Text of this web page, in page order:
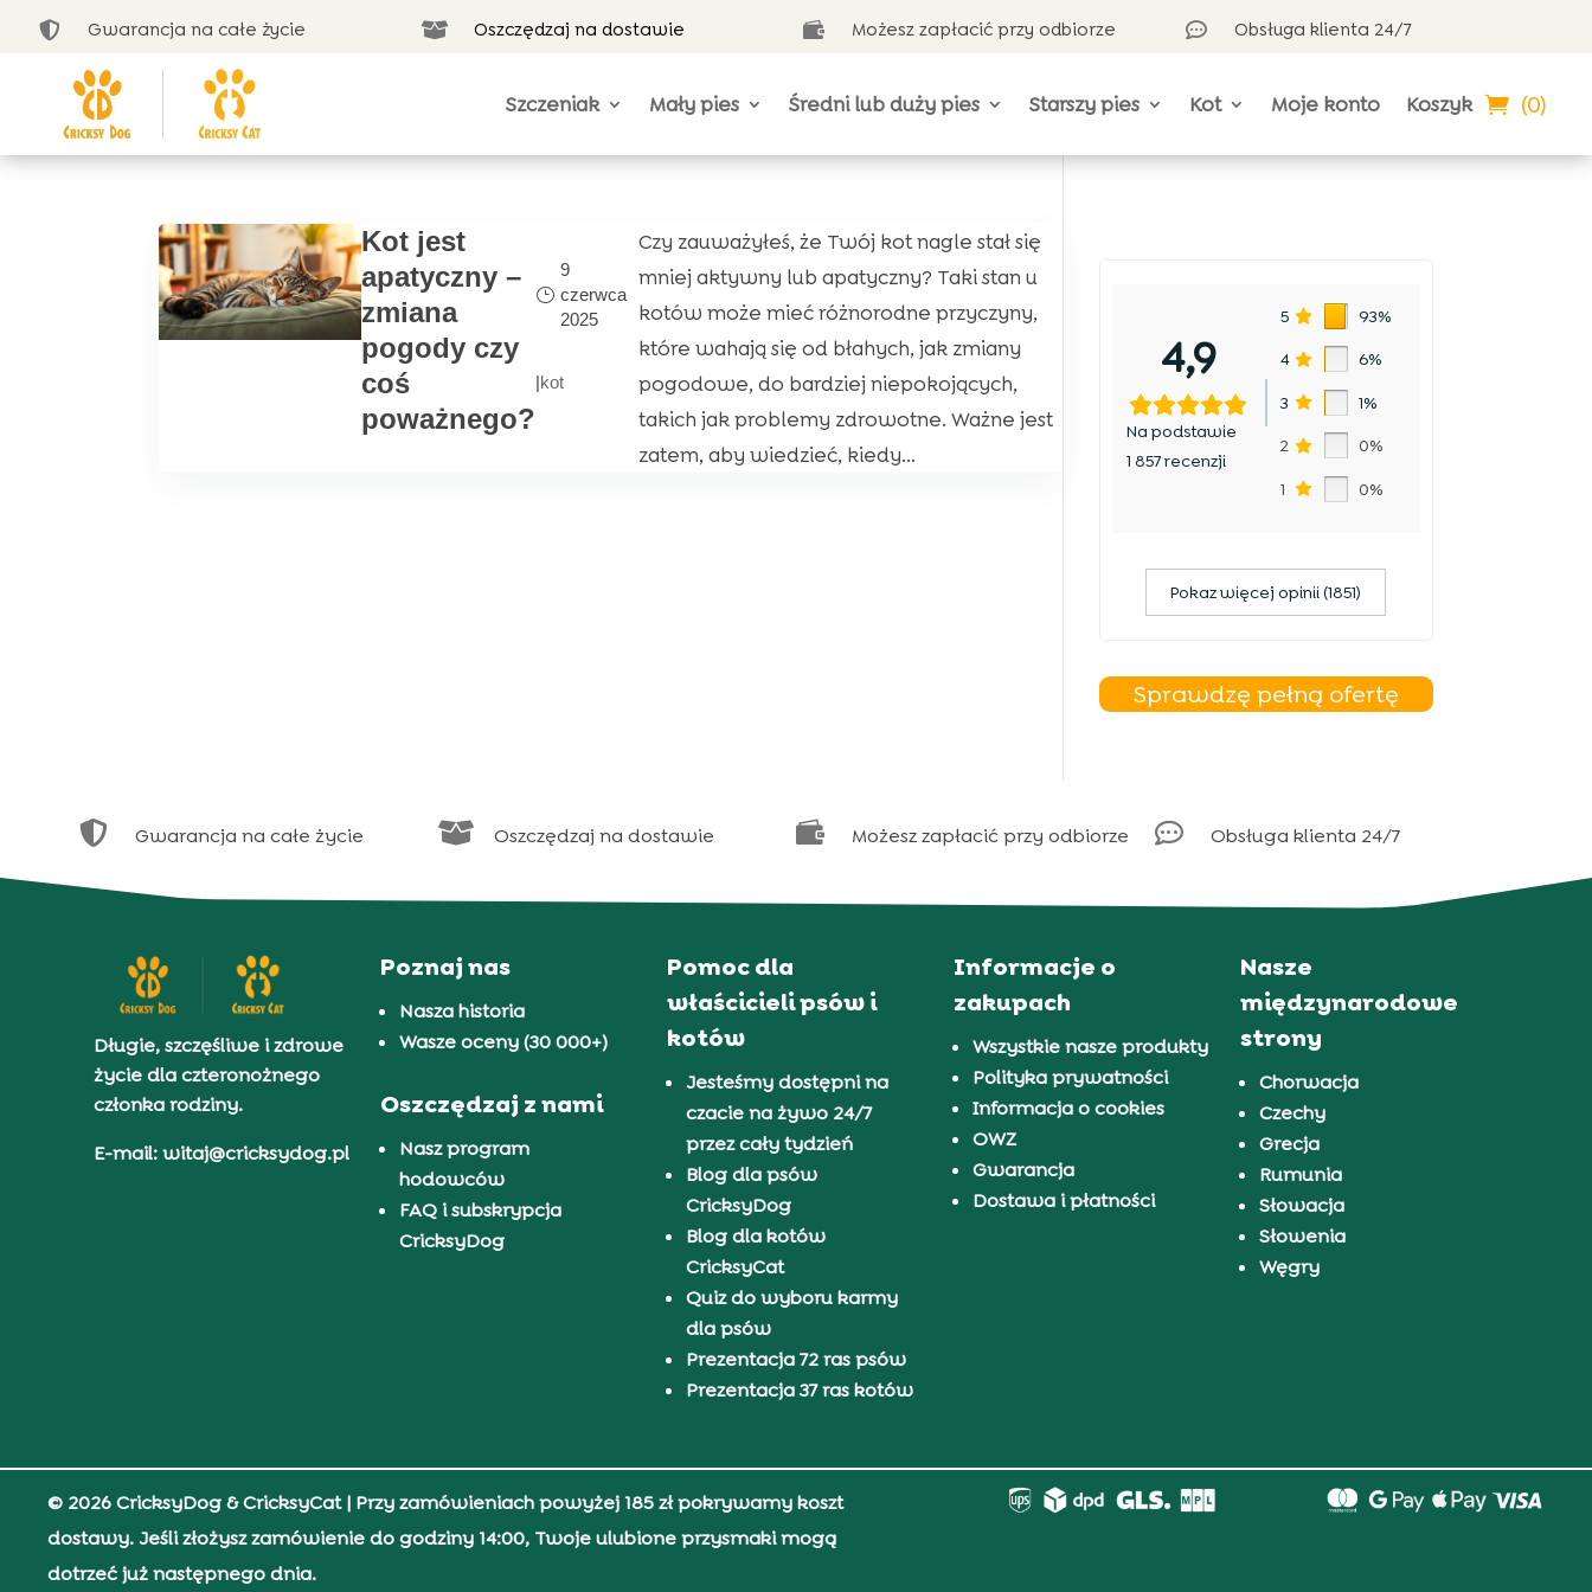
 Gwarancja na całe życie  Oszczędzaj na dostawie  Możesz zapłacić przy odbiorze  Obsługa klienta 24/7
Szczeniak Mały pies Średni lub duży pies Starszy pies Kot Moje konto Koszyk (0)
Kot jest
apatyczny –
zmiana
pogody czy
coś
poważnego?
9
czerwca
2025
|kot
Czy zauważyłeś, że Twój kot nagle stał się
mniej aktywny lub apatyczny? Taki stan u
kotów może mieć różnorodne przyczyny,
które wahają się od błahych, jak zmiany
pogodowe, do bardziej niepokojących,
takich jak problemy zdrowotne. Ważne jest
zatem, aby wiedzieć, kiedy...
4,9
Na podstawie
1 857 recenzji
5 93%
4 6%
3 1%
2 0%
1 0%
Pokaz więcej opinii (1851)
Sprawdzę pełną ofertę
 Gwarancja na całe życie  Oszczędzaj na dostawie  Możesz zapłacić przy odbiorze  Obsługa klienta 24/7
Długie, szczęśliwe i zdrowe
życie dla czteronożnego
członka rodziny.
E-mail: witaj@cricksydog.pl
Poznaj nas
Nasza historia
Wasze oceny (30 000+)
Oszczędzaj z nami
Nasz program
hodowców
FAQ i subskrypcja
CricksyDog
Pomoc dla
właścicieli psów i
kotów
Jesteśmy dostępni na
czacie na żywo 24/7
przez cały tydzień
Blog dla psów
CricksyDog
Blog dla kotów
CricksyCat
Quiz do wyboru karmy
dla psów
Prezentacja 72 ras psów
Prezentacja 37 ras kotów
Informacje o
zakupach
Wszystkie nasze produkty
Polityka prywatności
Informacja o cookies
OWZ
Gwarancja
Dostawa i płatności
Nasze
międzynarodowe
strony
Chorwacja
Czechy
Grecja
Rumunia
Słowacja
Słowenia
Węgry
© 2026 CricksyDog & CricksyCat| Przy zamówieniach powyżej 185 zł pokrywamy koszt
dostawy. Jeśli złożysz zamówienie do godziny 14:00, Twoje ulubione przysmaki mogą
dotrzeć już następnego dnia.